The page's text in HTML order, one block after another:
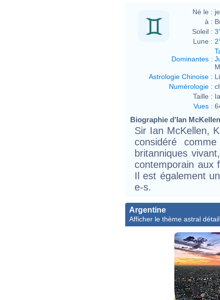
Né le :
à :
Soleil :
Lune :
Dominantes :
Astrologie Chinoise :
Numérologie :
Taille :
Vues :
Biographie d'Ian
Sir Ian McKellen,
considéré
britanniques
contemporain aux
Il est également
e-s.
Argentine
Afficher le thème astral